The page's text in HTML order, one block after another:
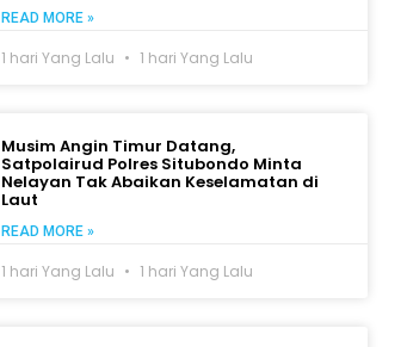
READ MORE »
1 hari Yang Lalu 1 hari Yang Lalu
Musim Angin Timur Datang,
Satpolairud Polres Situbondo Minta
Nelayan Tak Abaikan Keselamatan di
Laut
READ MORE »
1 hari Yang Lalu 1 hari Yang Lalu